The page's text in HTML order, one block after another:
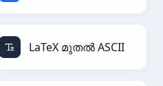
LaTeX മുതൽ ASCII